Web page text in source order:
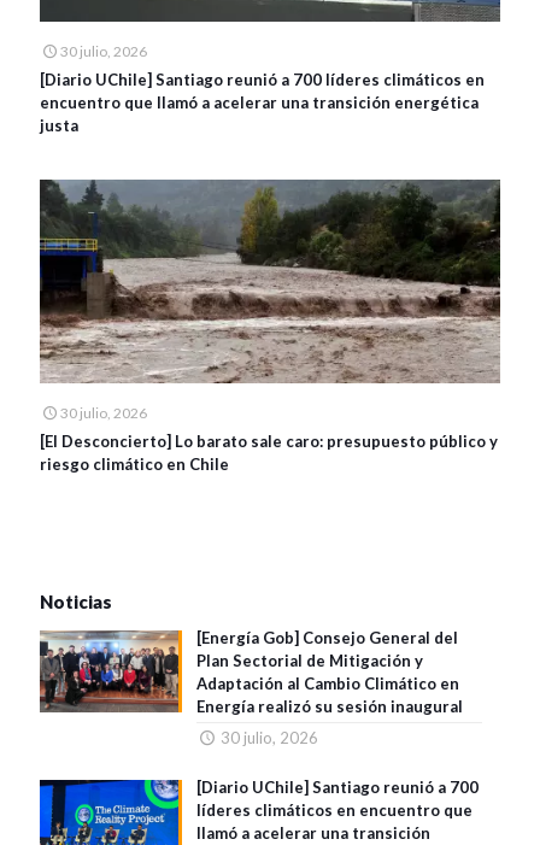
30 julio, 2026
[Diario UChile] Santiago reunió a 700 líderes climáticos en
encuentro que llamó a acelerar una transición energética
justa
30 julio, 2026
[El Desconcierto] Lo barato sale caro: presupuesto público y
riesgo climático en Chile
Noticias
[Energía Gob] Consejo General del
Plan Sectorial de Mitigación y
Adaptación al Cambio Climático en
Energía realizó su sesión inaugural
30 julio, 2026
[Diario UChile] Santiago reunió a 700
líderes climáticos en encuentro que
llamó a acelerar una transición